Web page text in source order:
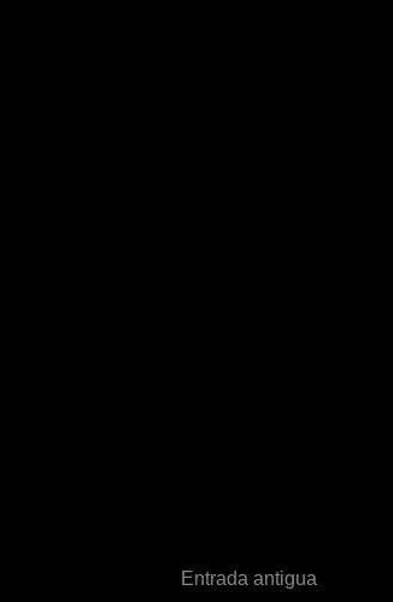
Entrada antigua